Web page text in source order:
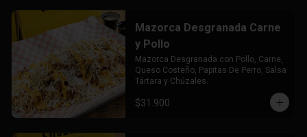
Mazorca Desgranada Carne
y Pollo
Mazorca Desgranada con Pollo, Carne,
Queso Costeño, Papitas De Perro, Salsa
Tártara y Chúzales.
$31.900